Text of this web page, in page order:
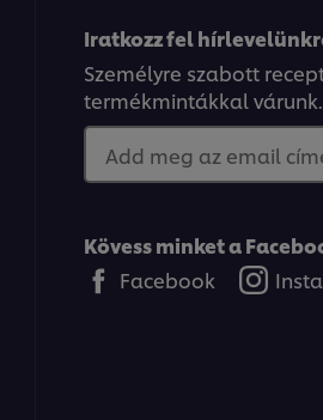
Iratkozz fel
Személyre szabott
termékmintákkal várunk.
Add meg az email
Kövess minket a
Facebook